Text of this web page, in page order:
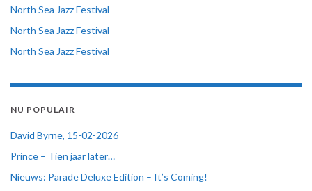
North Sea Jazz Festival
North Sea Jazz Festival
North Sea Jazz Festival
NU POPULAIR
David Byrne, 15-02-2026
Prince – Tien jaar later…
Nieuws: Parade Deluxe Edition – It’s Coming!